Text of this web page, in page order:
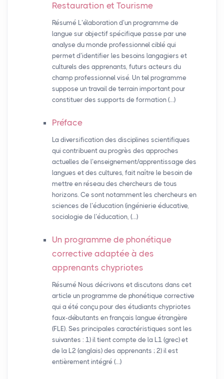
Restauration et Tourisme
Résumé L’élaboration d’un programme de
langue sur objectif spécifique passe par une
analyse du monde professionnel ciblé qui
permet d’identifier les besoins langagiers et
culturels des apprenants, futurs acteurs du
champ professionnel visé. Un tel programme
suppose un travail de terrain important pour
constituer des supports de formation (…)
Préface
La diversification des disciplines scientifiques
qui contribuent au progrès des approches
actuelles de l’enseignement/apprentissage des
langues et des cultures, fait naître le besoin de
mettre en réseau des chercheurs de tous
horizons. Ce sont notamment les chercheurs en
sciences de l’éducation (ingénierie éducative,
sociologie de l’éducation, (…)
Un programme de phonétique
corrective adaptée à des
apprenants chypriotes
Résumé Nous décrivons et discutons dans cet
article un programme de phonétique corrective
qui a été conçu pour des étudiants chypriotes
faux-débutants en français langue étrangère
(FLE). Ses principales caractéristiques sont les
suivantes : 1) il tient compte de la L1 (grec) et
de la L2 (anglais) des apprenants ; 2) il est
entièrement intégré (…)